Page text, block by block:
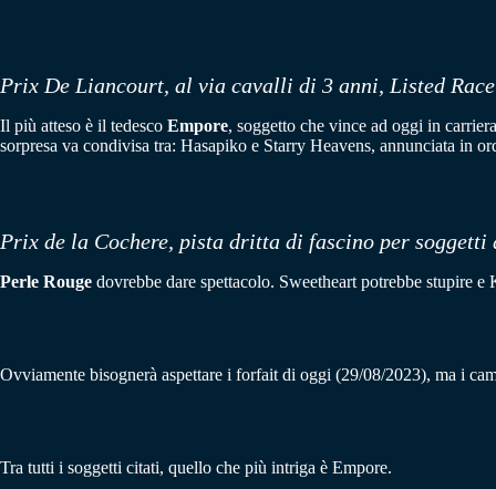
Prix De Liancourt, al via cavalli di 3 anni, Listed
Il più atteso è il tedesco Empore, soggetto che vince ad oggi in
sorpresa va condivisa tra: Hasapiko e Starry Heavens, annunciata in
Prix de la Cochere, pista dritta di fascino per
Perle Rouge dovrebbe dare spettacolo. Sweetheart potrebbe stupire e
Ovviamente bisognerà aspettare i forfait di oggi (29/08/2023), ma i
Tra tutti i soggetti citati, quello che più intriga è Empore.